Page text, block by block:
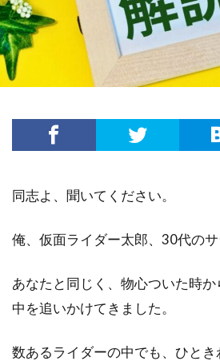
同志よ、聞いてください。
俺、仮面ライダー太郎、30代のサ
あなたと同じく、物心ついた時
中を追いかけてきました。
数あるライダーの中でも、ひと